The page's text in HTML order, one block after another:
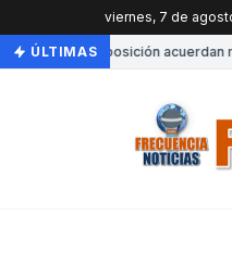
viernes, 7 de
ÚLTIMAS
y oposición acuerdan